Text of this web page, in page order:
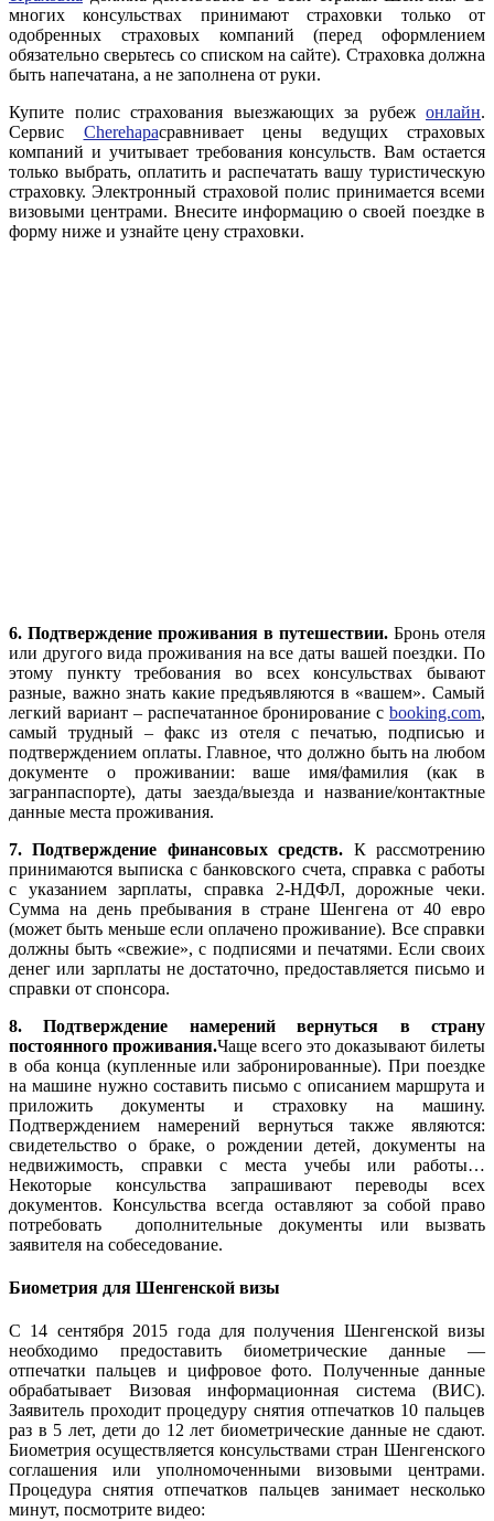
многих консульствах принимают страховки только от
одобренных страховых компаний (перед оформлением
обязательно сверьтесь со списком на сайте). Страховка должна
быть напечатана, а не заполнена от руки.
Купите полис страхования выезжающих за рубеж онлайн.
Сервис Cherehapaсравнивает цены ведущих страховых
компаний и учитывает требования консульств. Вам остается
только выбрать, оплатить и распечатать вашу туристическую
страховку. Электронный страховой полис принимается всеми
визовыми центрами. Внесите информацию о своей поездке в
форму ниже и узнайте цену страховки.
6. Подтверждение проживания в путешествии. Бронь отеля
или другого вида проживания на все даты вашей поездки. По
этому пункту требования во всех консульствах бывают
разные, важно знать какие предъявляются в «вашем». Самый
легкий вариант – распечатанное бронирование с booking.com,
самый трудный – факс из отеля с печатью, подписью и
подтверждением оплаты. Главное, что должно быть на любом
документе о проживании: ваше имя/фамилия (как в
загранпаспорте), даты заезда/выезда и название/контактные
данные места проживания.
7. Подтверждение финансовых средств. К рассмотрению
принимаются выписка с банковского счета, справка с работы
с указанием зарплаты, справка 2-НДФЛ, дорожные чеки.
Сумма на день пребывания в стране Шенгена от 40 евро
(может быть меньше если оплачено проживание). Все справки
должны быть «свежие», с подписями и печатями. Если своих
денег или зарплаты не достаточно, предоставляется письмо и
справки от спонсора.
8. Подтверждение намерений вернуться в страну
постоянного проживания.Чаще всего это доказывают билеты
в оба конца (купленные или забронированные). При поездке
на машине нужно составить письмо с описанием маршрута и
приложить документы и страховку на машину.
Подтверждением намерений вернуться также являются:
свидетельство о браке, о рождении детей, документы на
недвижимость, справки с места учебы или работы…
Некоторые консульства запрашивают переводы всех
документов. Консульства всегда оставляют за собой право
потребовать дополнительные документы или вызвать
заявителя на собеседование.
Биометрия для Шенгенской визы
С 14 сентября 2015 года для получения Шенгенской визы
необходимо предоставить биометрические данные —
отпечатки пальцев и цифровое фото. Полученные данные
обрабатывает Визовая информационная система (ВИС).
Заявитель проходит процедуру снятия отпечатков 10 пальцев
раз в 5 лет, дети до 12 лет биометрические данные не сдают.
Биометрия осуществляется консульствами стран Шенгенского
соглашения или уполномоченными визовыми центрами.
Процедура снятия отпечатков пальцев занимает несколько
минут, посмотрите видео: